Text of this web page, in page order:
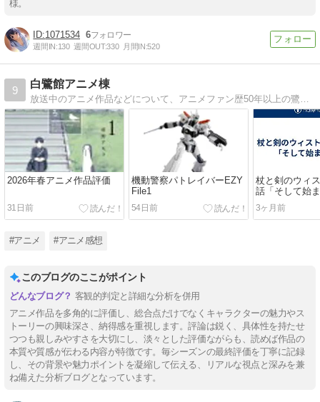
様。
1071534 6
週間IN:130 週間OUT:330 月間IN:520
9
白鷺館アニメ棟
2026年春アニメ作品評価
31日前
機動警察パトレイバーEZY
File1
54日前
杖と剣のウィ
話「そして始
3ヶ月前
#アニメ #アニメ感想
このブログのここがポイント
客観的判定と詳細な分析を併用
アニメ作品を多角的に評価し、総合点だけでなくキャラクターの魅力やス
トーリーの興味深さ、納得感を重視します。評論は鋭く、具体性を持たせ
つつも親しみやすさを大切にし、淡々とした評価ながらも、読めば作品の
本質や質感が伝わる内容が特徴です。毎シーズンの最終評価を丁寧に記録
し、その背景や魅力ポイントを凝縮して伝える、リアルな視点と深みを兼
ね備えた分析ブログとなっています。